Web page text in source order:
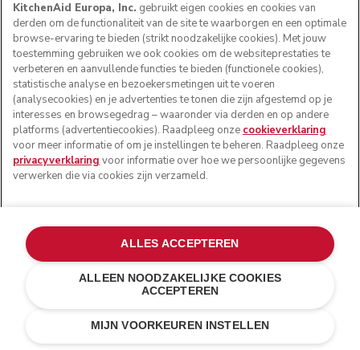
Kosten besparen€ 30,90
KitchenAid Europa, Inc. gebruikt eigen cookies en cookies van
derden om de functionaliteit van de site te waarborgen en een optimale
browse-ervaring te bieden (strikt noodzakelijke cookies). Met jouw
toestemming gebruiken we ook cookies om de websiteprestaties te
verbeteren en aanvullende functies te bieden (functionele cookies),
statistische analyse en bezoekersmetingen uit te voeren
(analysecookies) en je advertenties te tonen die zijn afgestemd op je
interesses en browsegedrag – waaronder via derden en op andere
platforms (advertentiecookies). Raadpleeg onze cookieverklaring
voor meer informatie of om je instellingen te beheren. Raadpleeg onze
privacyverklaring voor informatie over hoe we persoonlijke gegevens
verwerken die via cookies zijn verzameld.
MIJN VOORKEUREN INSTELLEN
ALLEEN NOODZAKELIJKE COOKIES
ACCEPTEREN
ALLES ACCEPTEREN